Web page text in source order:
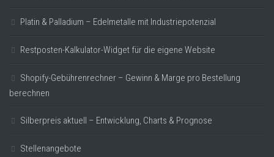
Platin & Palladium – Edelmetalle mit Industriepotenzial
Restposten-Kalkulator-Widget für die eigene Website
Shopify-Gebührenrechner – Gewinn & Marge pro Bestellung
berechnen
Silberpreis aktuell – Entwicklung, Charts & Prognose
Stellenangebote